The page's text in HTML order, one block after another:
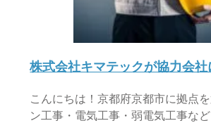
株式会社キマテックが協力会社
こんにちは！京都府京都市に拠点
ン工事・電気工事・弱電気工事な